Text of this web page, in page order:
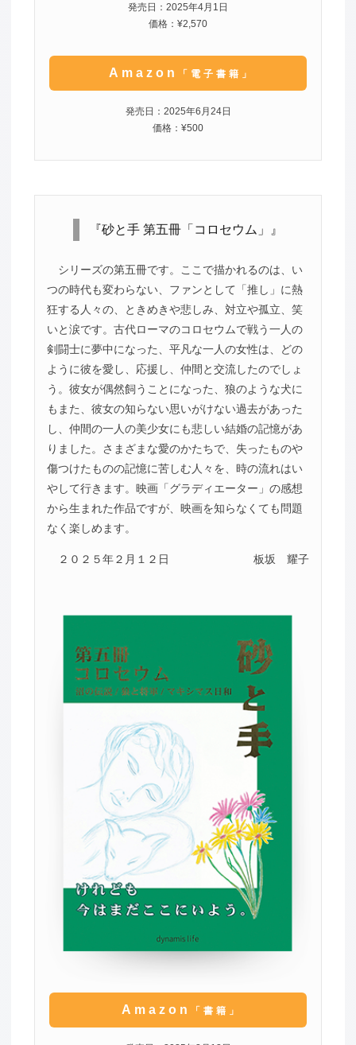
発売日：2025年4月1日
価格：¥2,570
Amazon 「電子書籍」
発売日：2025年6月24日
価格：¥500
『砂と手 第五冊「コロセウム」』
シリーズの第五冊です。ここで描かれるのは、い
つの時代も変わらない、ファンとして「推し」に熱
狂する人々の、ときめきや悲しみ、対立や孤立、笑
いと涙です。古代ローマのコロセウムで戦う一人の
剣闘士に夢中になった、平凡な一人の女性は、どの
ように彼を愛し、応援し、仲間と交流したのでしょ
う。彼女が偶然飼うことになった、狼のような犬に
もまた、彼女の知らない思いがけない過去があった
し、仲間の一人の美少女にも悲しい結婚の記憶があ
りました。さまざまな愛のかたちで、失ったものや
傷つけたものの記憶に苦しむ人々を、時の流れはい
やして行きます。映画「グラディエーター」の感想
から生まれた作品ですが、映画を知らなくても問題
なく楽しめます。
２０２５年２月１２日 板坂 耀子
Amazon 「書籍」